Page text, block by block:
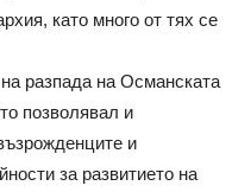
като много от тях се
разпада на Османската
позволявал и
и
за развитието на